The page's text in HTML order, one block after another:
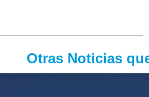
Otras Noticias